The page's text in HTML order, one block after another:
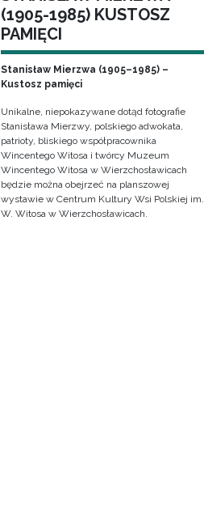
(1905-1985) KUSTOSZ
PAMIĘCI
Stanisław Mierzwa (1905–1985) –
Kustosz pamięci
Unikalne, niepokazywane dotąd fotografie
Stanisława Mierzwy, polskiego adwokata,
patrioty, bliskiego współpracownika
Wincentego Witosa i twórcy Muzeum
Wincentego Witosa w Wierzchosławicach
będzie można obejrzeć na planszowej
wystawie w Centrum Kultury Wsi Polskiej im.
W. Witosa w Wierzchosławicach.